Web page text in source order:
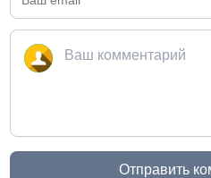
Отправить